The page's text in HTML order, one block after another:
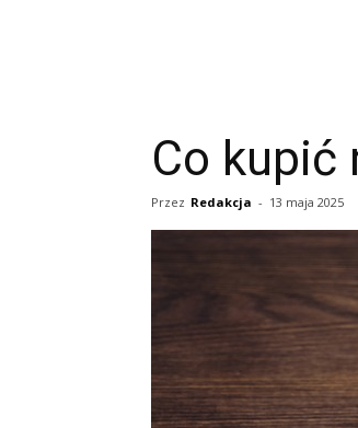
Co kupić
Przez Redakcja - 13 maja 2025